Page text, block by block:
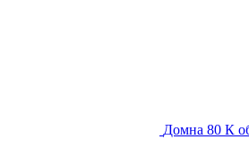
Домна 80 К